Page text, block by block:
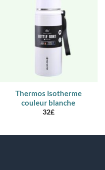
Thermos isotherme
couleur blanche
32£